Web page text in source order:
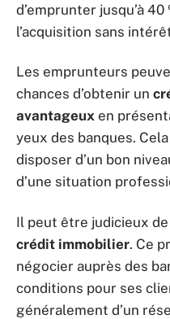
d’emprunter jusqu’à
l’acquisition sans
Les emprunteurs
chances d’obtenir un
avantageux en
yeux des banques.
disposer d’un bon
d’une situation
Il peut être judicieux
crédit immobilier. Ce
négocier auprès des
conditions pour ses
généralement d’un